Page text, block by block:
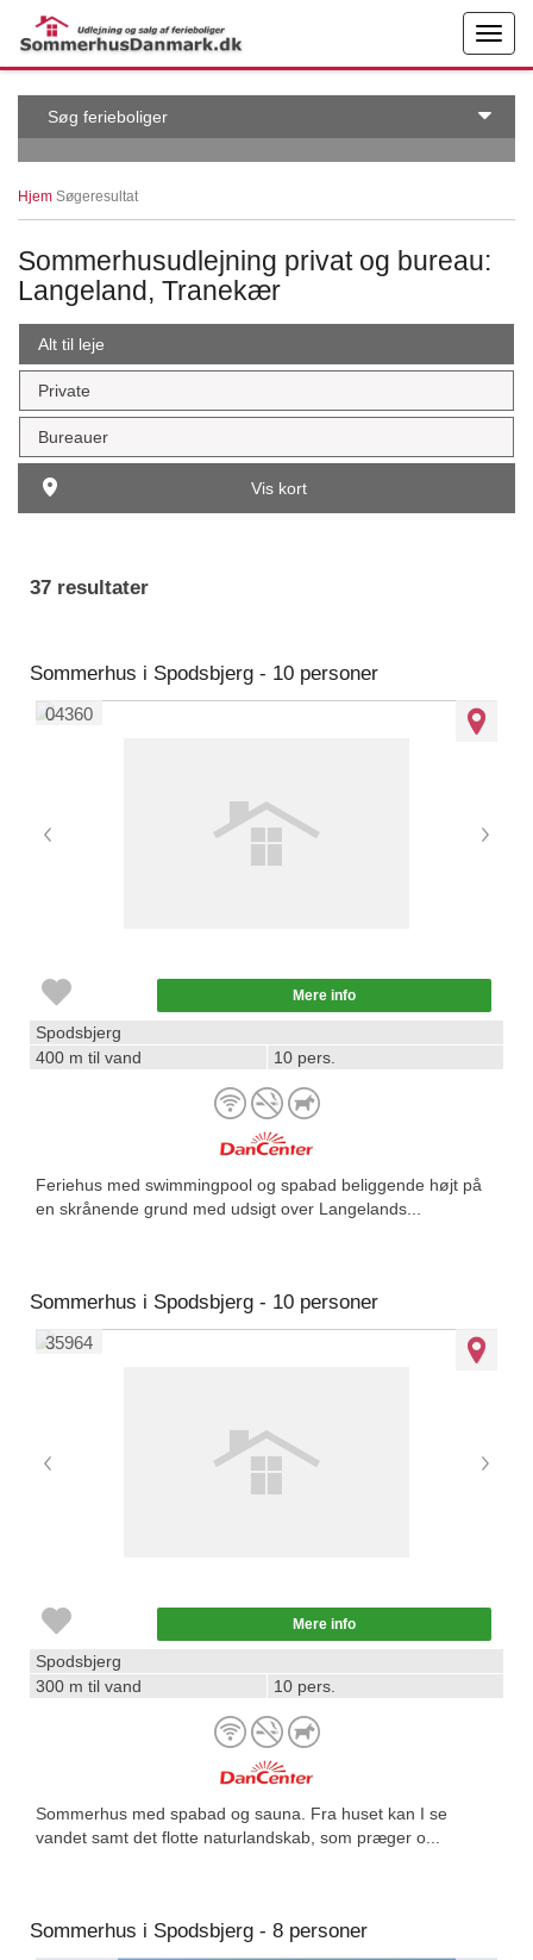
← More examples
Søg ferieboliger
Hjem Søgeresultat
Sommerhusudlejning privat og bureau:
Langeland, Tranekær
Alt til leje
Private
Bureauer
Vis kort
37 resultater
Sommerhus i Spodsbjerg - 10 personer
04360
Mere info
Spodsbjerg
400 m til vand
10 pers.
Feriehus med swimmingpool og spabad beliggende højt på
en skrånende grund med udsigt over Langelands...
Sommerhus i Spodsbjerg - 10 personer
35964
Mere info
Spodsbjerg
300 m til vand
10 pers.
Sommerhus med spabad og sauna. Fra huset kan I se
vandet samt det flotte naturlandskab, som præger o...
Sommerhus i Spodsbjerg - 8 personer